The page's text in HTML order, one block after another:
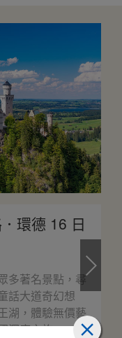
環德 16 日
多著名景點，尋
話大道奇幻想
湖，體驗無價藝
深度之旅。